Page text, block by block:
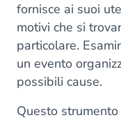
fornisce ai suoi
motivi che si
particolare.
un evento
possibili cause.
Questo